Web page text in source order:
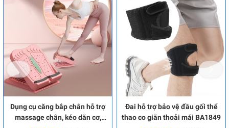
Dụng cụ căng bắp chân hỗ trợ
massage chân, kéo dãn cơ,
Đai hỗ trợ bảo vệ đầu gối thể
thao co giãn thoải mái BA1849